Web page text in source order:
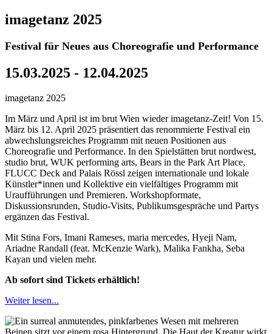
imagetanz 2025
Festival für Neues aus Choreografie und Performance
15.03.2025 - 12.04.2025
imagetanz 2025
Im März und April ist im brut Wien wieder imagetanz-Zeit! Von 15.
März bis 12. April 2025 präsentiert das renommierte Festival ein
abwechslungsreiches Programm mit neuen Positionen aus
Choreografie und Performance. In den Spielstätten brut nordwest,
studio brut, WUK performing arts, Bears in the Park Art Place,
FLUCC Deck and Palais Rössl zeigen internationale und lokale
Künstler*innen und Kollektive ein vielfältiges Programm mit
Uraufführungen und Premieren. Workshopformate,
Diskussionsrunden, Studio-Visits, Publikumsgespräche und Partys
ergänzen das Festival.
Mit Stina Fors, Imani Rameses, maria mercedes, Hyeji Nam,
Ariadne Randall (feat. McKenzie Wark), Malika Fankha, Seba
Kayan und vielen mehr.
Ab sofort sind Tickets erhältlich!
Weiter lesen...